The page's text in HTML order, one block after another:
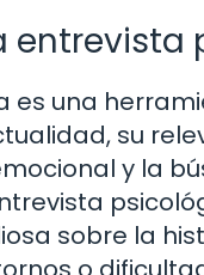
es una
su
y la
sobre la